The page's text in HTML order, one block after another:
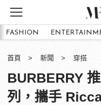
FASHION
首頁 新聞 穿搭
BURBERRY
列，攜手